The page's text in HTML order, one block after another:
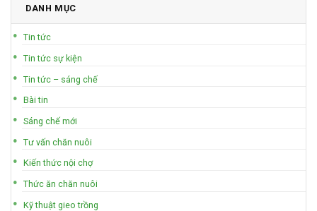
DANH MỤC
Tin tức
Tin tức sự kiện
Tin tức – sáng chế
Bài tin
Sáng chế mới
Tư vấn chăn nuôi
Kiến thức nội chợ
Thức ăn chăn nuôi
Kỹ thuật gieo trồng